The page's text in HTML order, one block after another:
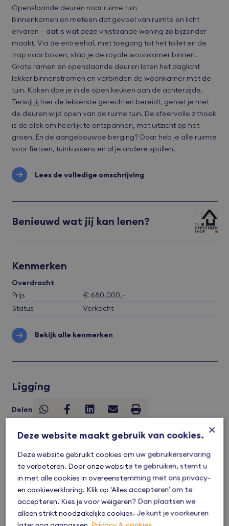
Openslaande deuren naar ruime tuin
Binnenkomen en meteen dat gevoel van ruimte en licht
ervaren – dat is wat deze vrijstaande woning zo bijzonder
maakt. Via de entreehal, met toegang tot het toilet en de
trap naar boven, stap je de royale woonkamer binnen.
Grote ramen en openslaande deuren laten het daglicht
lekker binnenstromen en verbinden de woonkamer met de
tuin. Koken doe je in de open keuken aan de achterzijde.
Terwijl jij hier de lekkerste gerechten bereidt, geniet je met
de deuren wijd open van de ruime tuin. De sfeervolle zithoek
is de plek om heerlijk te ontspannen, met uitzicht op het
groen. En de aangebouwde berging? Daar heb je alle ruimte
voor fietsen, tuinkussens en al je andere spullen.
Lees de volledige omschrijving
Benieuwd wat jij kan lenen?
Kenmerken
Overdracht
Prijs
€ 680.000,-
Status
Verkocht
Bekijk alle kenmerken
Ligging
Delen
Reageer op dit object
Heb je een vraag of wil je vrijblijvend kennismaken?
×
Deze website maakt gebruik van cookies.
Deze website gebruikt cookies om uw gebruikerservaring
te verbeteren. Door onze website te gebruiken, stemt u
in met alle cookies in overeenstemming met ons privacy-
en cookieverklaring. Klik op 'Alles accepteren' om te
accepteren. Kies je voor weigeren? Dan plaatsen we
alleen strikt noodzakelijke cookies. Je kunt je voorkeuren